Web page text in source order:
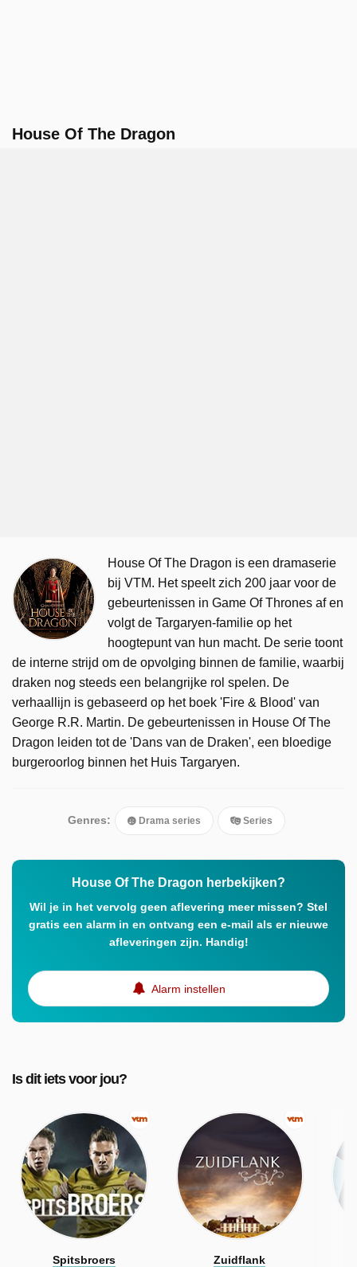
House Of The Dragon
House Of The Dragon is een dramaserie
bij VTM. Het speelt zich 200 jaar voor de
gebeurtenissen in Game Of Thrones af en
volgt de Targaryen-familie op het
hoogtepunt van hun macht. De serie toont
de interne strijd om de opvolging binnen de familie, waarbij
draken nog steeds een belangrijke rol spelen. De
verhaallijn is gebaseerd op het boek 'Fire & Blood' van
George R.R. Martin. De gebeurtenissen in House Of The
Dragon leiden tot de 'Dans van de Draken', een bloedige
burgeroorlog binnen het Huis Targaryen.
Genres: Drama series Series
House Of The Dragon herbekijken?
Wil je in het vervolg geen aflevering meer missen? Stel
gratis een alarm in en ontvang een e-mail als er nieuwe
afleveringen zijn. Handig!
Alarm instellen
Is dit iets voor jou?
Spitsbroers Zuidflank